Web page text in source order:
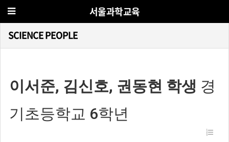
서울과학교육
SCIENCE PEOPLE
이서준, 김신호, 권동현 학생 경
기초등학교 6학년